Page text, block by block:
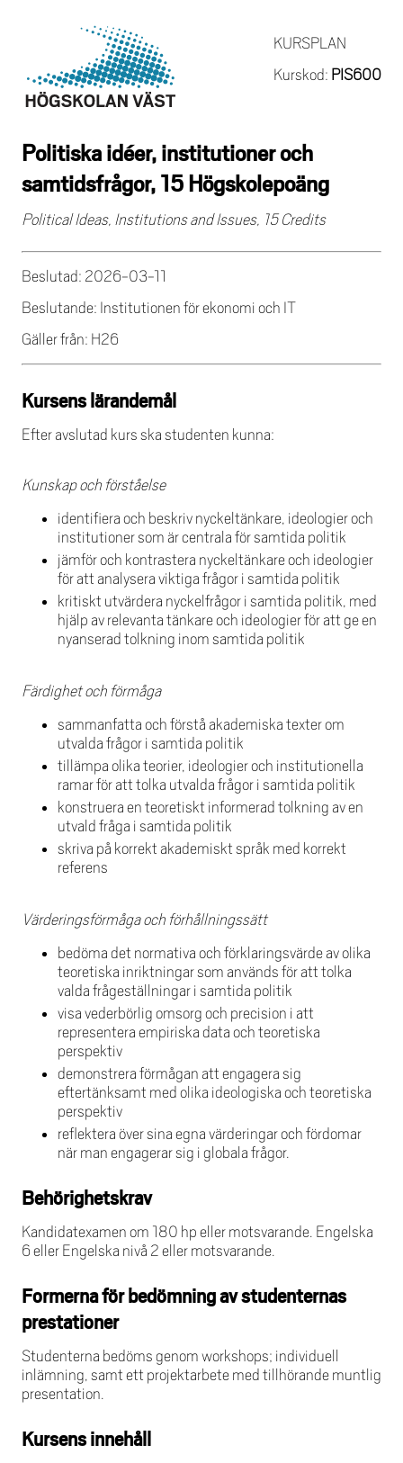
KURSPLAN
Kurskod: PIS600
Politiska idéer, institutioner och
samtidsfrågor, 15 Högskolepoäng
Political Ideas, Institutions and Issues, 15 Credits
Beslutad: 2026-03-11
Beslutande: Institutionen för ekonomi och IT
Gäller från: H26
Kursens lärandemål
Efter avslutad kurs ska studenten kunna:
Kunskap och förståelse
identifiera och beskriv nyckeltänkare, ideologier och
institutioner som är centrala för samtida politik
jämför och kontrastera nyckeltänkare och ideologier
för att analysera viktiga frågor i samtida politik
kritiskt utvärdera nyckelfrågor i samtida politik, med
hjälp av relevanta tänkare och ideologier för att ge en
nyanserad tolkning inom samtida politik
Färdighet och förmåga
sammanfatta och förstå akademiska texter om
utvalda frågor i samtida politik
tillämpa olika teorier, ideologier och institutionella
ramar för att tolka utvalda frågor i samtida politik
konstruera en teoretiskt informerad tolkning av en
utvald fråga i samtida politik
skriva på korrekt akademiskt språk med korrekt
referens
Värderingsförmåga och förhållningssätt
bedöma det normativa och förklaringsvärde av olika
teoretiska inriktningar som används för att tolka
valda frågeställningar i samtida politik
visa vederbörlig omsorg och precision i att
representera empiriska data och teoretiska
perspektiv
demonstrera förmågan att engagera sig
eftertänksamt med olika ideologiska och teoretiska
perspektiv
reflektera över sina egna värderingar och fördomar
när man engagerar sig i globala frågor.
Behörighetskrav
Kandidatexamen om 180 hp eller motsvarande. Engelska
6 eller Engelska nivå 2 eller motsvarande.
Formerna för bedömning av studenternas
prestationer
Studenterna bedöms genom workshops; individuell
inlämning, samt ett projektarbete med tillhörande muntlig
presentation.
Kursens innehåll